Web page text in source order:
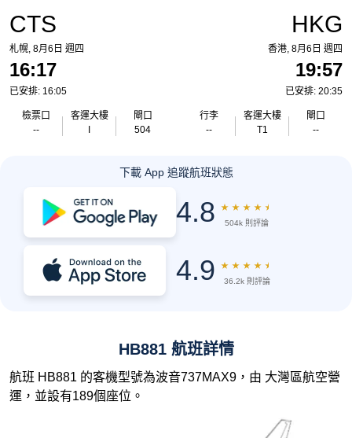
CTS
札幌, 8月6日 週四
16:17
已安排: 16:05
檢票口
--
客運大樓
閘口
504
HKG
香港, 8月6日 週四
19:57
已安排: 20:35
行李
--
客運大樓
T1
閘口
--
下載 App 追蹤航班狀態
4.8 ★ ★ ★ ★ ★
504k 則評論
4.9 ★ ★ ★ ★ ★
36.2k 則評論
HB881 航班詳情
航班 HB881 的客機型號為波音737MAX9，由 大灣區航空營
運，並設有189個座位。